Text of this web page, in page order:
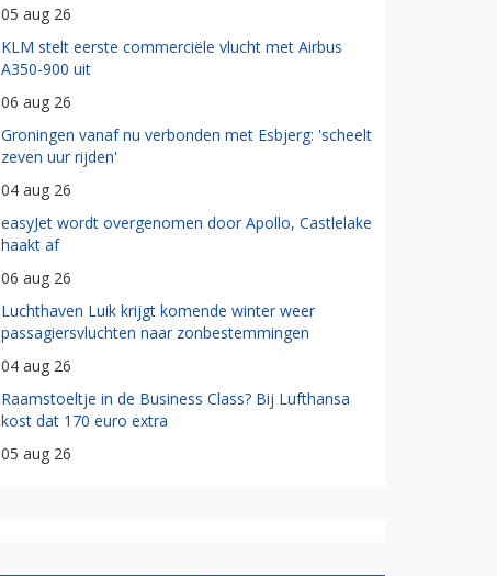
05 aug 26
KLM stelt eerste commerciële vlucht met Airbus
A350-900 uit
06 aug 26
Groningen vanaf nu verbonden met Esbjerg: 'scheelt
zeven uur rijden'
04 aug 26
easyJet wordt overgenomen door Apollo, Castlelake
haakt af
06 aug 26
Luchthaven Luik krijgt komende winter weer
passagiersvluchten naar zonbestemmingen
04 aug 26
Raamstoeltje in de Business Class? Bij Lufthansa
kost dat 170 euro extra
05 aug 26